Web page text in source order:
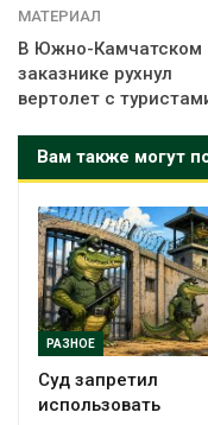
МАТЕРИАЛ
В Южно-Камчатском
заказнике рухнул
вертолет с
Вам также могут
РАЗНОЕ
Суд запретил
использовать